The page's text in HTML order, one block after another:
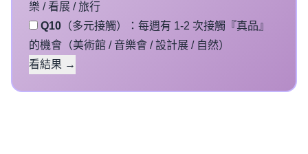
樂 / 看展 / 旅行
Q10 （多元接觸）：每週有 1-2 次接觸『真品』
的機會（美術館 / 音樂會 / 設計展 / 自然）
看結果 →